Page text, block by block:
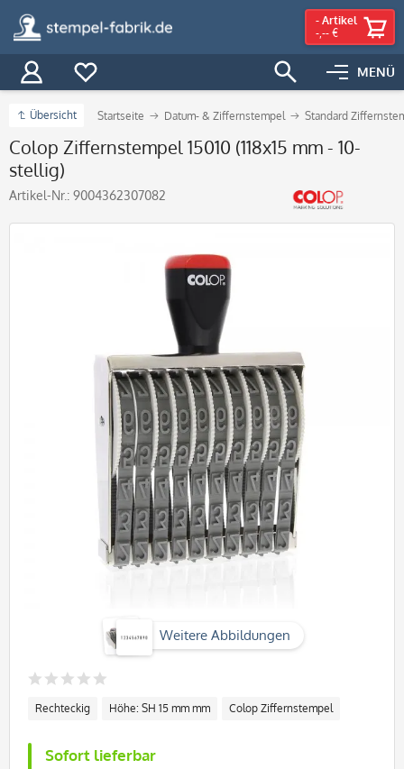
MENÜ
- Artikel
-,-- €
Übersicht Startseite Datum- & Ziffernstempel Standard
Colop Ziffernstempel 15010 (118x15 mm - 10-
stellig)
Artikel-Nr.: 9004362307082
Weitere Abbildungen
Rechteckig Höhe: SH 15 mm mm Colop Ziffernstempel
Sofort lieferbar